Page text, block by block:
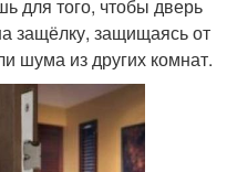
для того, чтобы дверь
защёлку, защищаясь от
шума из других комнат.